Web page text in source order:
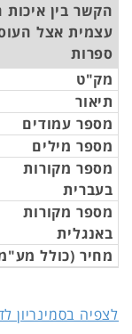
הקשר בין איכות
עצמית אצל
ספרות
מק"ט
תיאור
מספר עמודים
מספר מילים
מספר מקורות
בעברית
מספר מקורות
באנגלית
מחיר (כולל
לצפיה בסמינריון